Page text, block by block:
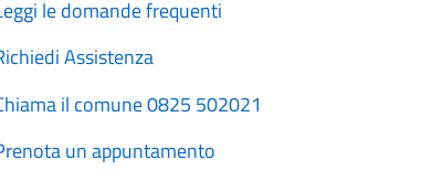
le domande frequenti
Assistenza
il comune 0825 502021
un appuntamento